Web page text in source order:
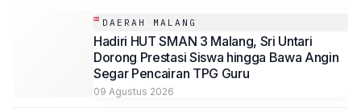
DAERAH MALANG
Hadiri HUT SMAN 3 Malang, Sri Untari
Dorong Prestasi Siswa hingga Bawa Angin
Segar Pencairan TPG Guru
09 Agustus 2026